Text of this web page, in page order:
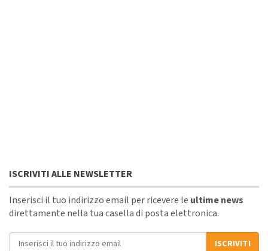
ISCRIVITI ALLE NEWSLETTER
Inserisci il tuo indirizzo email per ricevere le ultime news
direttamente nella tua casella di posta elettronica.
Indirizzo email
ISCRIVITI